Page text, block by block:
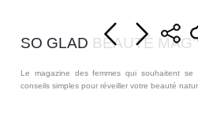
SO GLAD BEAUTÉ MAG'
Le magazine des femmes qui souhaitent
conseils simples pour réveiller votre beauté